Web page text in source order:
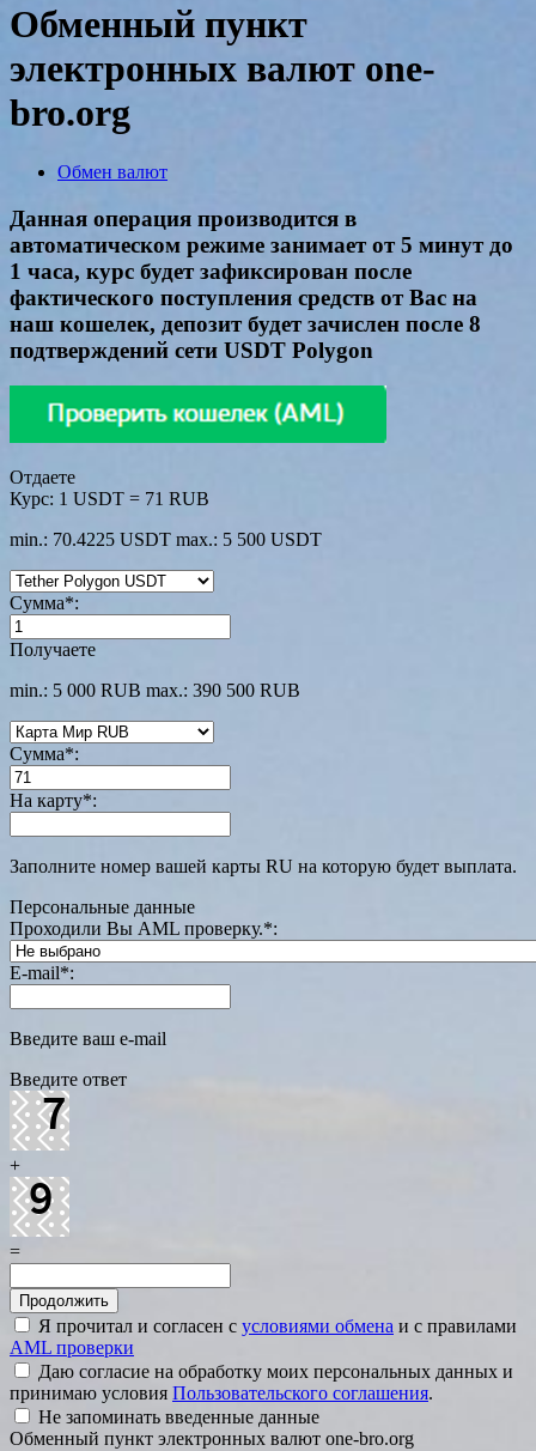
Обменный пункт
электронных валют one-
bro.org
Обмен валют
Данная операция производится в
автоматическом режиме занимает от 5 минут до
1 часа, курс будет зафиксирован после
фактического поступления средств от Вас на
наш кошелек, депозит будет зачислен после 8
подтверждений сети USDT Polygon
Отдаете
Курс: 1 USDT = 71 RUB
min.: 70.4225 USDT max.: 5 500 USDT
Сумма*:
Получаете
min.: 5 000 RUB max.: 390 500 RUB
Сумма*:
На карту*:
Заполните номер вашей карты RU на которую будет выплата.
Персональные данные
Проходили Вы AML проверку.*:
E-mail*:
Введите ваш e-mail
Введите ответ
+
=
Я прочитал и согласен с условиями обмена и с правилами
AML проверки
Даю согласие на обработку моих персональных данных и
принимаю условия Пользовательского соглашения.
Не запоминать введенные данные
Обменный пункт электронных валют one-bro.org